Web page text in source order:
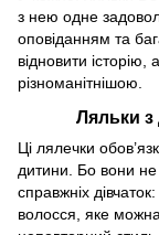
з нею одне
оповіданням та
відновити
різноманітнішою.
Ляльки з
Ці лялечки
дитини. Бо вони не
справжніх
волосся, яке можна